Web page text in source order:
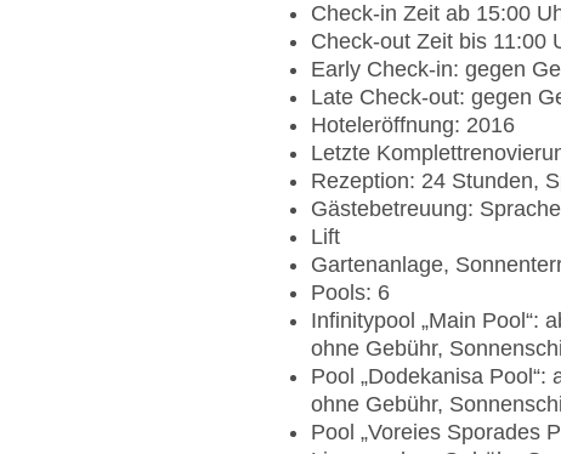
Check-in Zeit ab 15:00
Check-out Zeit bis 11:00
Early Check-in: gegen
Late Check-out: gegen
Hoteleröffnung: 2016
Letzte
Rezeption: 24 Stunden,
Gästebetreuung:
Lift
Gartenanlage,
Pools: 6
Infinitypool „Main Pool“:
ohne Gebühr,
Pool „Dodekanisa
ohne Gebühr,
Pool „Voreies Sporades